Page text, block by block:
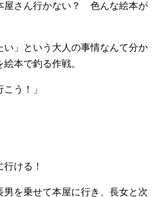
屋さん行かない？ 色んな絵本が
い」という大人の事情なんて分か
本で釣る作戦。
う！」
ける！
男を乗せて本屋に行き、長女と次